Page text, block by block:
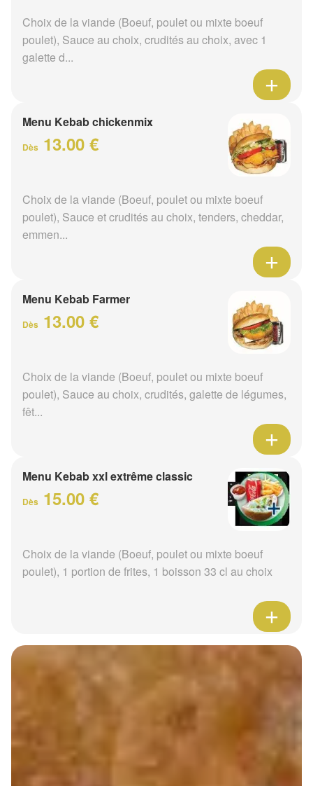
Choix de la viande (Boeuf, poulet ou mixte boeuf
poulet), Sauce au choix, crudités au choix, avec 1
galette d...
Menu Kebab chickenmix
Dès 13.00 €
Choix de la viande (Boeuf, poulet ou mixte boeuf
poulet), Sauce et crudités au choix, tenders, cheddar,
emmen...
Menu Kebab Farmer
Dès 13.00 €
Choix de la viande (Boeuf, poulet ou mixte boeuf
poulet), Sauce au choix, crudités, galette de légumes,
fêt...
Menu Kebab xxl extrême classic
Dès 15.00 €
Choix de la viande (Boeuf, poulet ou mixte boeuf
poulet), 1 portion de frites, 1 boisson 33 cl au choix